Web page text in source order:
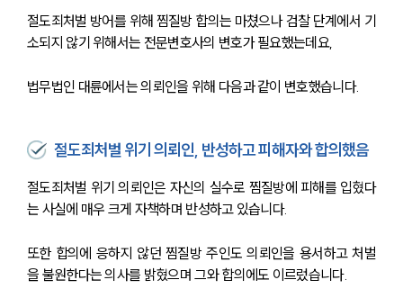
절도죄처벌 방어를 위해 찜질방 합의는 마쳤으나 검찰 단계에서 기
소되지 않기 위해서는 전문변호사의 변호가 필요했는데요,
법무법인 대륜에서는 의뢰인을 위해 다음과 같이 변호했습니다.
절도죄처벌 위기 의뢰인, 반성하고 피해자와 합의했음
절도죄처벌 위기 의뢰인은 자신의 실수로 찜질방에 피해를 입혔다
는 사실에 매우 크게 자책하며 반성하고 있습니다.
또한 합의에 응하지 않던 찜질방 주인도 의뢰인을 용서하고 처벌
을 불원한다는 의사를 밝혔으며 그와 합의에도 이르렀습니다.